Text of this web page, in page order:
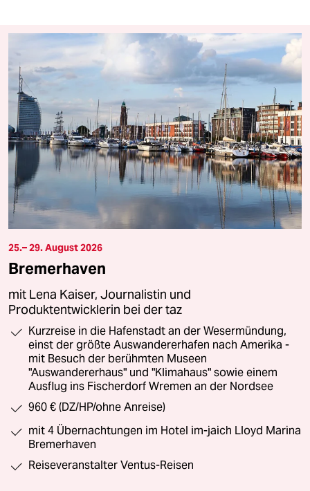
25.– 29. August 2026
Bremerhaven
mit Lena Kaiser, Journalistin und
Produktentwicklerin bei der taz
Kurzreise in die Hafenstadt an der Wesermündung,
einst der größte Auswandererhafen nach Amerika -
mit Besuch der berühmten Museen
"Auswandererhaus" und "Klimahaus" sowie einem
Ausflug ins Fischerdorf Wremen an der Nordsee
960 € (DZ/HP/ohne Anreise)
mit 4 Übernachtungen im Hotel im-jaich Lloyd Marina
Bremerhaven
Reiseveranstalter Ventus-Reisen